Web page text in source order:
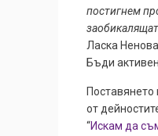
постигнем
Ласка
Бъди
от
“Искам да